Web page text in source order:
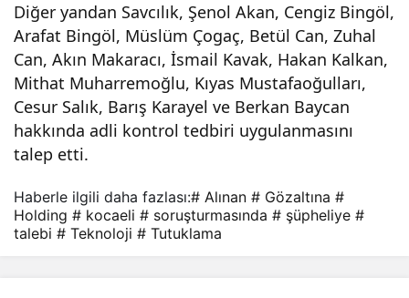
Diğer yandan Savcılık, Şenol Akan, Cengiz Bingöl,
Arafat Bingöl, Müslüm Çogaç, Betül Can, Zuhal
Can, Akın Makaracı, İsmail Kavak, Hakan Kalkan,
Mithat Muharremoğlu, Kıyas Mustafaoğulları,
Cesur Salık, Barış Karayel ve Berkan Baycan
hakkında adli kontrol tedbiri uygulanmasını
talep etti.
şüp
ye
tutu
Haberle ilgili daha fazlası:# Alınan # Gözaltına #
Holding # kocaeli # soruşturmasında # şüpheliye #
talebi # Teknoloji # Tutuklama